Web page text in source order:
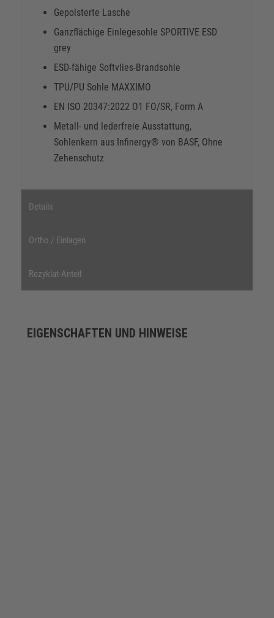
Gepolsterte Lasche
Ganzflächige Einlegesohle SPORTIVE ESD
grey
ESD-fähige Softvlies-Brandsohle
TPU/PU Sohle MAXXIMO
EN ISO 20347:2022 O1 FO/SR, Form A
Metall- und lederfreie Ausstattung,
Sohlenkern aus Infinergy® von BASF, Ohne
Zehenschutz
Details
Ortho / Einlagen
Rezyklat-Anteil
EIGENSCHAFTEN UND HINWEISE